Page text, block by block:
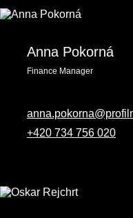
Anna Pokorná
Finance Manager
+420 734 756 020